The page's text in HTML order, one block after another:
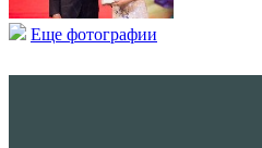
Еще фотографии